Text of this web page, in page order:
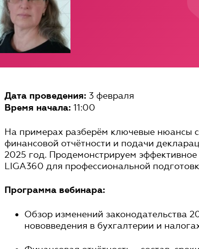
Дата проведения: 3 февраля
Время начала: 11:00
На примерах разберём ключевые нюансы
финансовой отчётности и подачи
2025 год. Продемонстрируем
LIGA360 для профессиональной
Программа вебинара:
Обзор изменений законодательства
нововведения в бухгалтерии и